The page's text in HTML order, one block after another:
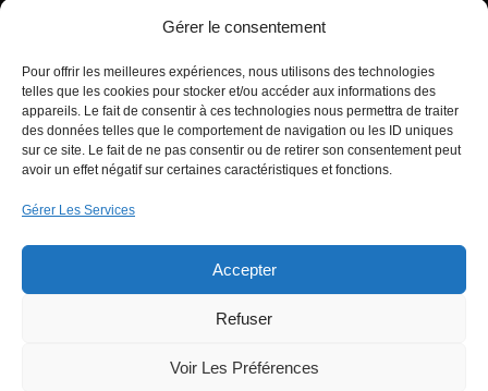
Gérer le consentement
Pour offrir les meilleures expériences, nous utilisons des technologies
telles que les cookies pour stocker et/ou accéder aux informations des
appareils. Le fait de consentir à ces technologies nous permettra de traiter
des données telles que le comportement de navigation ou les ID uniques
sur ce site. Le fait de ne pas consentir ou de retirer son consentement peut
avoir un effet négatif sur certaines caractéristiques et fonctions.
Gérer Les Services
Accepter
Refuser
Voir Les Préférences
manager@agentiamo.com
Réservés